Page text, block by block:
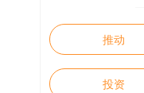
推动
投资